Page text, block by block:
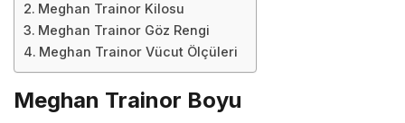
Meghan Trainor Kilosu
Meghan Trainor Göz Rengi
Meghan Trainor Vücut Ölçüleri
Meghan Trainor Boyu